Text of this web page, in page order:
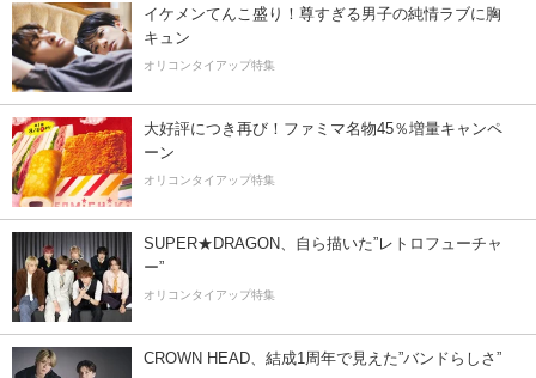
イケメンてんこ盛り！尊すぎる男子の純情ラブに胸
キュン
オリコンタイアップ特集
大好評につき再び！ファミマ名物45％増量キャンペ
ーン
オリコンタイアップ特集
SUPER★DRAGON、自ら描いた”レトロフューチャ
ー”
オリコンタイアップ特集
CROWN HEAD、結成1周年で見えた”バンドらしさ”